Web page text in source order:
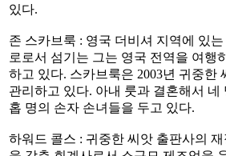
있다.
존 스카브룩 : 영국 더비셔 지역에 있
로로서 섬기는 그는 영국 전역을 여행
하고 있다. 스카브룩은 2003년 귀중한
관리하고 있다. 아내 룻과 결혼해서 네
홉 명의 손자 손녀들을 두고 있다.
하워드 콜스 : 귀중한 씨앗 출판사의